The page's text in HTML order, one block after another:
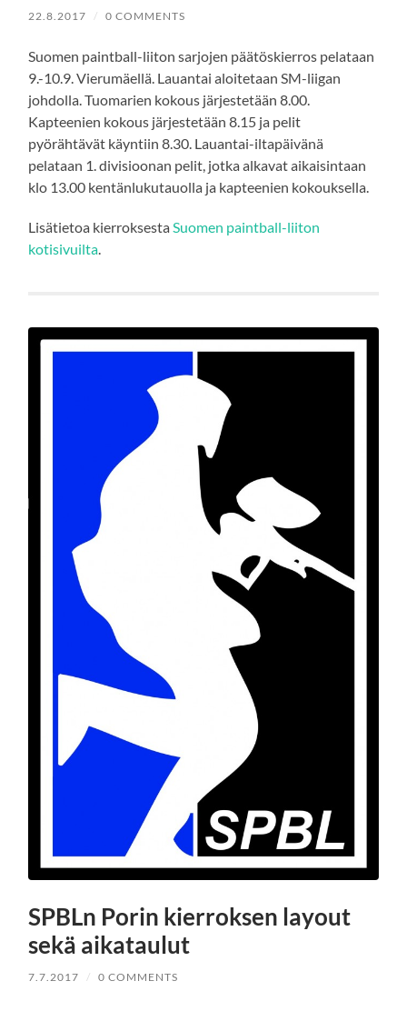
22.8.2017 / 0 COMMENTS
Suomen paintball-liiton sarjojen päätöskierros pelataan
9.-10.9. Vierumäellä. Lauantai aloitetaan SM-liigan
johdolla. Tuomarien kokous järjestetään 8.00.
Kapteenien kokous järjestetään 8.15 ja pelit
pyörähtävät käyntiin 8.30. Lauantai-iltapäivänä
pelataan 1. divisioonan pelit, jotka alkavat aikaisintaan
klo 13.00 kentänlukutauolla ja kapteenien kokouksella.
Lisätietoa kierroksestaSuomen paintball-liiton
kotisivuilta.
SPBLn Porin kierroksen layout
sekä aikataulut
7.7.2017 / 0 COMMENTS